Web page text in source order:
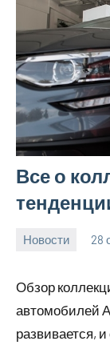
Все о
Новости 28
Обзор
автомобилей
развивается,